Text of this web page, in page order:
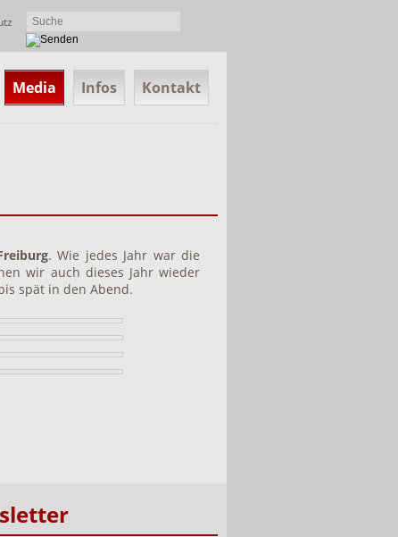
Media Infos Kontakt
. Wie jedes Jahr war die
wir auch dieses Jahr wieder
spät in den Abend.